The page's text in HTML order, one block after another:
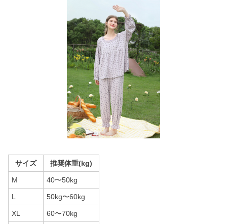
サイズ 推奨体重(kg)
M 40〜50kg
L 50kg〜60kg
XL 60〜70kg